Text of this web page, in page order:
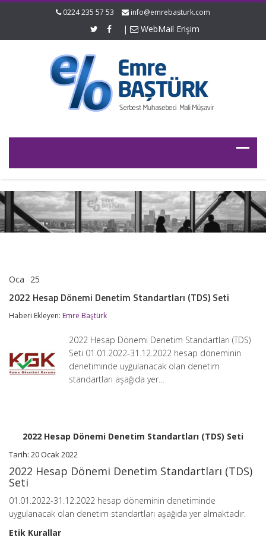
0224 235 57 53 info@emrebasturk.com
| WebMail Erişim
Oca 25
Dönemi
Standartları
2022 Hesap Dönemi Denetim Standartları (TDS) Seti
Haberi Ekleyen: Emre Baştürk
2022 Hesap Dönemi Denetim Standartları (TDS)
Seti 01.01.2022-31.12.2022 hesap döneminin
denetiminde uygulanacak olan denetim
standartları aşağıda yer…
2022 Hesap Dönemi Denetim Standartları (TDS) Seti
Tarih: 20 Ocak 2022
2022 Hesap Dönemi Denetim Standartları (TDS)
Seti
01.01.2022-31.12.2022 hesap döneminin denetiminde
uygulanacak olan denetim standartları aşağıda yer almaktadır.
Etik Kurallar